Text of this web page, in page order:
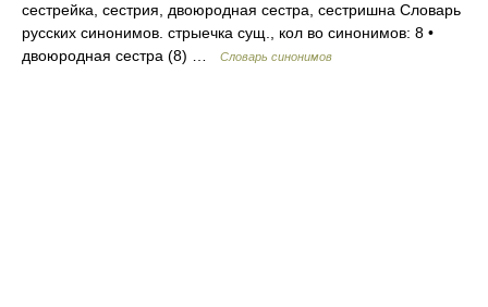
сестрейка, сестрия, двоюродная сестра, сестришна Словарь
русских синонимов. стрыечка сущ., кол во синонимов: 8 •
двоюродная сестра (8) …
Словарь синонимов